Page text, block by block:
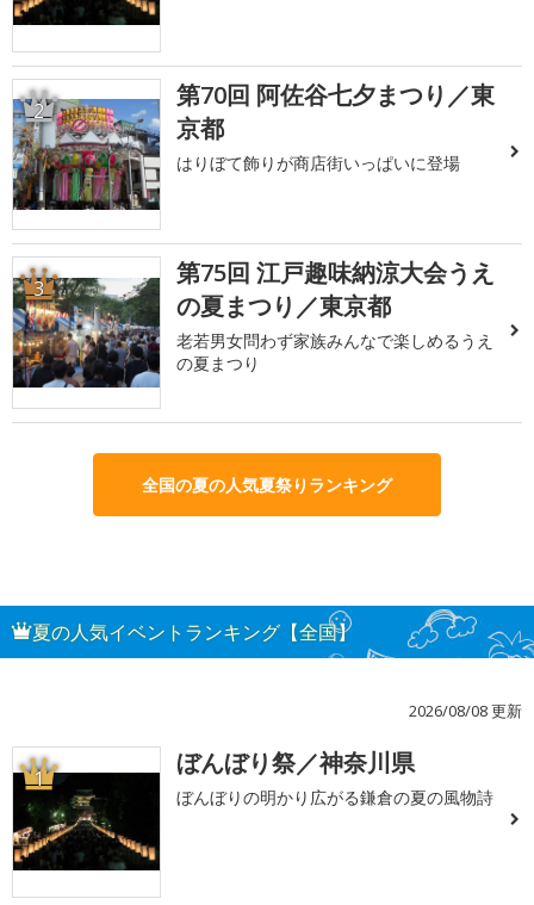
2
第70回 阿佐谷七夕まつり／東
京都
はりぼて飾りが商店街いっぱいに登場
3
第75回 江戸趣味納涼大会うえ
の夏まつり／東京都
老若男女問わず家族みんなで楽しめるうえ
の夏まつり
全国の夏の人気夏祭りランキング
夏の人気イベントランキング【全国】
2026/08/08 更新
1 ぼんぼり祭／神奈川県
ぼんぼりの明かり広がる鎌倉の夏の風物詩